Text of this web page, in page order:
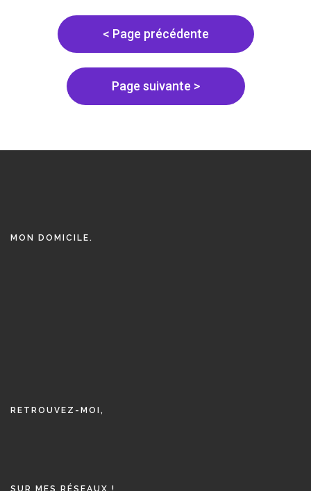
< Page précédente
Page suivante >
MON DOMICILE.
RETROUVEZ-MOI,
SUR MES RÉSEAUX !